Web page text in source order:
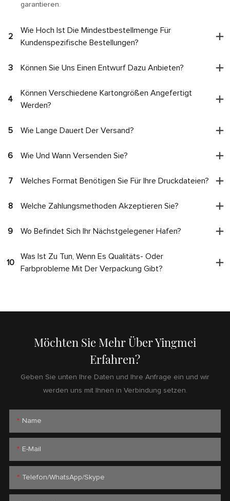
garantieren.
2
Wie Hoch Ist Die Mindestbestellmenge Für
Kundenspezifische Bestellungen?
3 Können Sie Uns Einen Entwurf Dazu Anbieten?
4
Können Verschiedene Kartongrößen Angefertigt
Werden?
5 Wie Lange Dauert Der Versand?
6 Wie Und Wann Versenden Sie?
7 Welches Format Benötigen Sie Für Ihre Druckdateien?
8 Welche Zahlungsmethoden Akzeptieren Sie?
9 Wo Befindet Sich Ihr Nächstgelegener Hafen?
10
Was Ist Zu Tun, Wenn Es Qualitäts- Oder
Farbprobleme Mit Der Verpackung Gibt?
Möchten Sie Mehr Über Yingmei
Erfahren?
Geben Sie unten Ihre Daten und Ihre Anfrage ein und wir
werden uns mit Ihnen in Verbindung setzen.
Name
E-Mail
Telefon/WhatsApp/Skype